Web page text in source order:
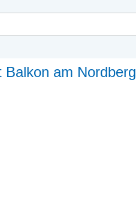
am Nordberg